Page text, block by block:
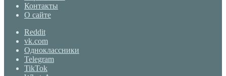
Контакты
О сайте
Reddit
vk.com
Одноклассники
Telegram
TikTok